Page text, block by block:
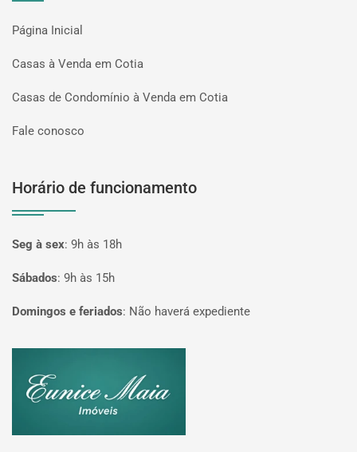
Página Inicial
Casas à Venda em Cotia
Casas de Condomínio à Venda em Cotia
Fale conosco
Horário de funcionamento
Seg à sex: 9h às 18h
Sábados: 9h às 15h
Domingos e feriados: Não haverá expediente